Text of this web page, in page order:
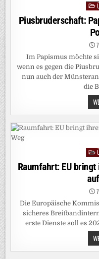
in
Piusbruderschaft:
Im Papismus möchte
wenn es gegen die
nun auch der
die
Raumfahrt: EU
Die Europäische
sicheres
erste Dienste soll es